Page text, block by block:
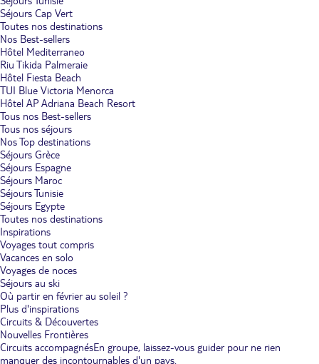
Séjours Cap Vert
Toutes nos destinations
Nos Best-sellers
Hôtel Mediterraneo
Riu Tikida Palmeraie
Hôtel Fiesta Beach
TUI Blue Victoria Menorca
Hôtel AP Adriana Beach Resort
Tous nos Best-sellers
Tous nos séjours
Nos Top destinations
Séjours Grèce
Séjours Espagne
Séjours Maroc
Séjours Tunisie
Séjours Egypte
Toutes nos destinations
Inspirations
Voyages tout compris
Vacances en solo
Voyages de noces
Séjours au ski
Où partir en février au soleil ?
Plus d'inspirations
Circuits & Découvertes
Nouvelles Frontières
Circuits accompagnésEn groupe, laissez-vous guider pour ne rien
manquer des incontournables d'un pays.